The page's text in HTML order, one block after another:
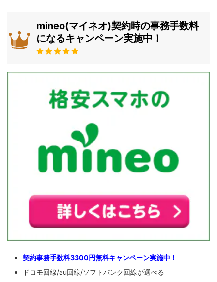
mineo(マイネオ)契約時の事務手数料
になるキャンペーン実施中！
契約事務手数料3300円無料キャンペーン実施中！
ドコモ回線/au回線/ソフトバンク回線が選べる